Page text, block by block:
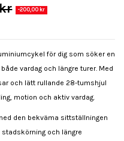
-200,00 kr
för dig som söker en
vardag och längre turer. Med
och lätt rullande 28-tumshjul
motion och aktiv vardag.
den bekväma sittställningen
och längre